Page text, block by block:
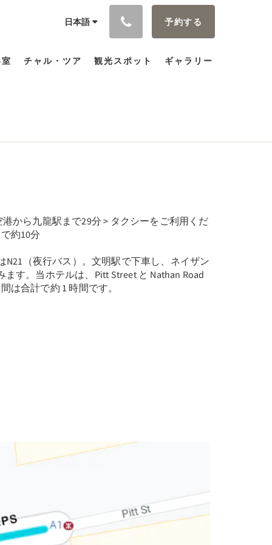
日本語 予約する
チャル・ツア 観光スポット ギャラリー
から九龍駅まで29分 > タクシーをご利用くだ
約10分
N21（夜行バス）。文明駅で下車し、ネイザン
す。当ホテルは、Pitt Street と Nathan Road
は合計で約 1 時間です。